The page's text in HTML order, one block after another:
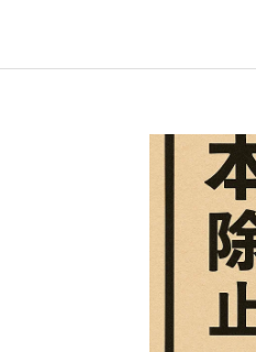
カビを発生させない予防の
なときはプロに相談！ ┗ 自
め｜大切な本を守るために
世良 秀雄-カビのプロフェッ